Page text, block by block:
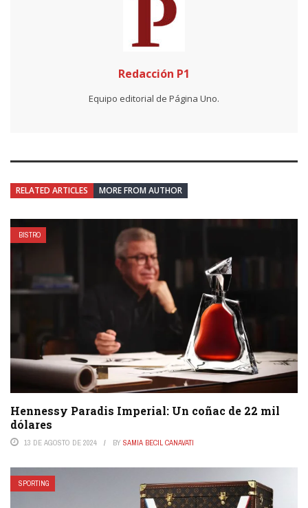
Redacción P1
Equipo editorial de Página Uno.
RELATED ARTICLES MORE FROM AUTHOR
BISTRO
Hennessy Paradis Imperial: Un coñac de 22 mil
dólares
13 DE AGOSTO DE 2024 BY SAMIA BECIL CANAVATI
SPORTING